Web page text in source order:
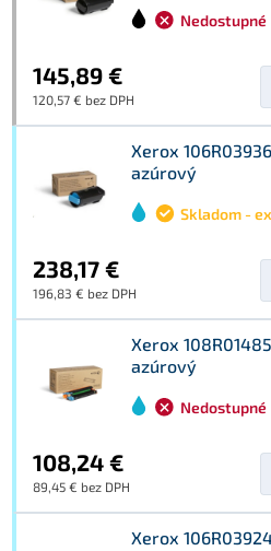
Nedostupné
145,89 €
120,57 € bez DPH
Xerox
azúrový
Skladom -
238,17 €
196,83 € bez DPH
Xerox
azúrový
Nedostupné
108,24 €
89,45 € bez DPH
Xerox